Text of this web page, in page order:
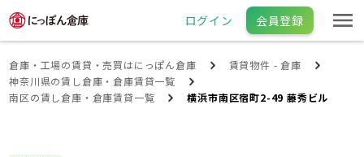
ログイン 会員登録
倉庫・工場の賃貸・売買はにっぽん倉庫
賃貸物件 - 倉庫
神奈川県の賃し倉庫・倉庫賃貸一覧
南区の賃し倉庫・倉庫賃貸一覧
横浜市南区宿町2-49 藤秀ビル